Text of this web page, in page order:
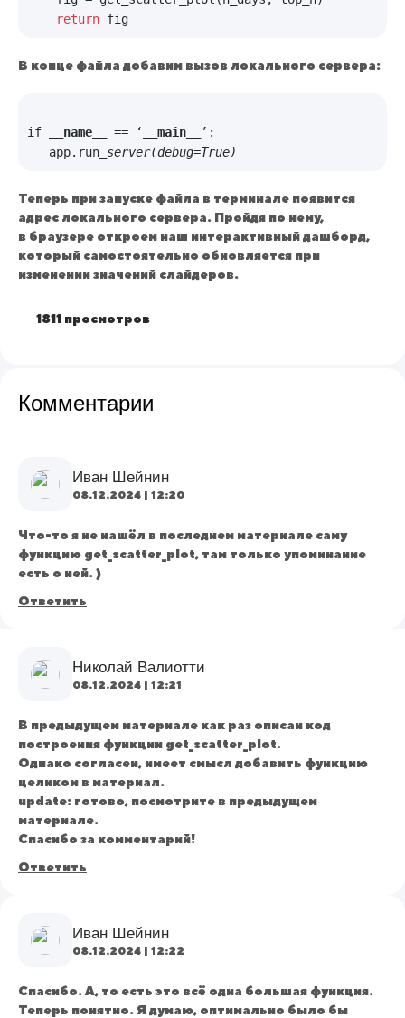
return
В конце файла добавим вызов локального сервера:
if __name__ == ‘ __main__
’:
   app.run
Теперь при запуске файла в терминале появится
адрес локального сервера. Пройдя по нему,
в браузере откроем наш интерактивный дашборд,
который самостоятельно обновляется при
изменении значений слайдеров.
1811 просмотров
Комментарии
Иван Шейнин
08.12.2024 | 12:20
Что-то я не нашёл в последнем материале саму
функцию get_scatter_plot, там только упоминание
есть о ней. )
Ответить
Николай Валиотти
08.12.2024 | 12:21
В предыдущем материале как раз описан код
построения функции get_scatter_plot.
Однако согласен, имеет смысл добавить функцию
целиком в материал.
update: готово, посмотрите в предыдущем
материале.
Спасибо за комментарий!
Ответить
Иван Шейнин
08.12.2024 | 12:22
Спасибо. А, то есть это всё одна большая функция.
Теперь понятно. Я думаю, оптимально было бы